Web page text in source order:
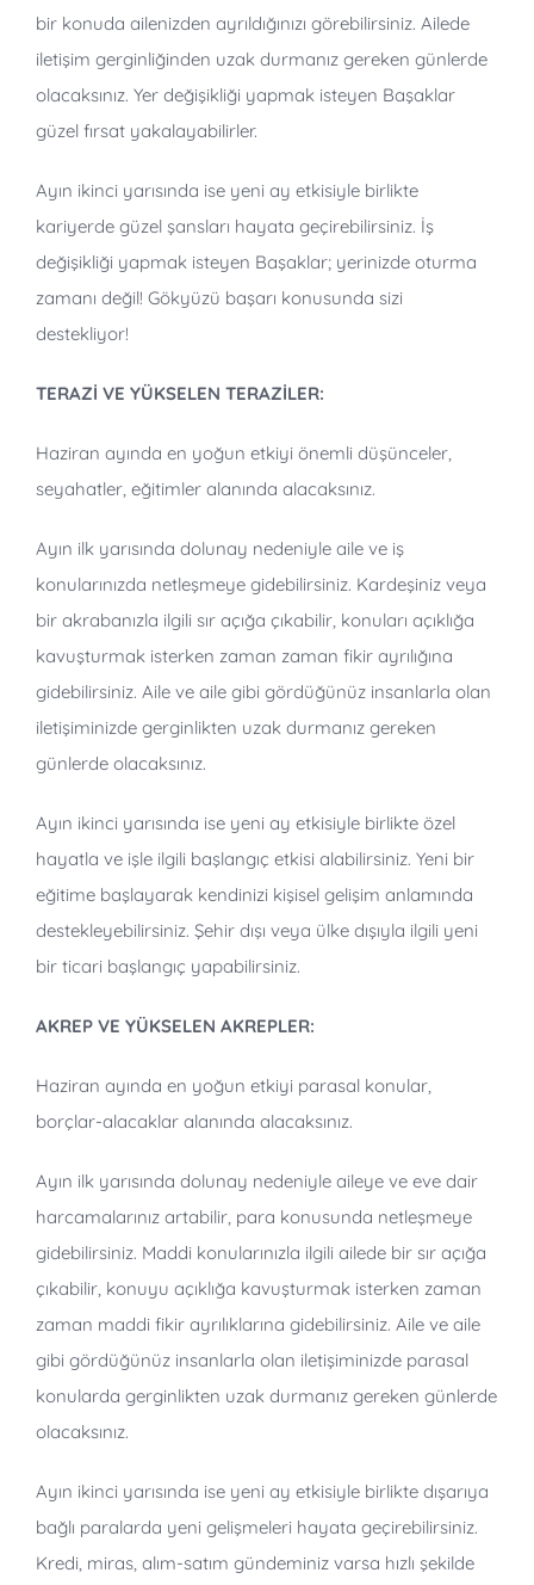
bir konuda ailenizden ayrıldığınızı görebilirsiniz. Ailede
iletişim gerginliğinden uzak durmanız gereken günlerde
olacaksınız. Yer değişikliği yapmak isteyen Başaklar
güzel fırsat yakalayabilirler.
Ayın ikinci yarısında ise yeni ay etkisiyle birlikte
kariyerde güzel şansları hayata geçirebilirsiniz. İş
değişikliği yapmak isteyen Başaklar; yerinizde oturma
zamanı değil! Gökyüzü başarı konusunda sizi
destekliyor!
TERAZİ VE YÜKSELEN TERAZİLER:
Haziran ayında en yoğun etkiyi önemli düşünceler,
seyahatler, eğitimler alanında alacaksınız.
Ayın ilk yarısında dolunay nedeniyle aile ve iş
konularınızda netleşmeye gidebilirsiniz. Kardeşiniz veya
bir akrabanızla ilgili sır açığa çıkabilir, konuları açıklığa
kavuşturmak isterken zaman zaman fikir ayrılığına
gidebilirsiniz. Aile ve aile gibi gördüğünüz insanlarla olan
iletişiminizde gerginlikten uzak durmanız gereken
günlerde olacaksınız.
Ayın ikinci yarısında ise yeni ay etkisiyle birlikte özel
hayatla ve işle ilgili başlangıç etkisi alabilirsiniz. Yeni bir
eğitime başlayarak kendinizi kişisel gelişim anlamında
destekleyebilirsiniz. Şehir dışı veya ülke dışıyla ilgili yeni
bir ticari başlangıç yapabilirsiniz.
AKREP VE YÜKSELEN AKREPLER:
Haziran ayında en yoğun etkiyi parasal konular,
borçlar-alacaklar alanında alacaksınız.
Ayın ilk yarısında dolunay nedeniyle aileye ve eve dair
harcamalarınız artabilir, para konusunda netleşmeye
gidebilirsiniz. Maddi konularınızla ilgili ailede bir sır açığa
çıkabilir, konuyu açıklığa kavuşturmak isterken zaman
zaman maddi fikir ayrılıklarına gidebilirsiniz. Aile ve aile
gibi gördüğünüz insanlarla olan iletişiminizde parasal
konularda gerginlikten uzak durmanız gereken günlerde
olacaksınız.
Ayın ikinci yarısında ise yeni ay etkisiyle birlikte dışarıya
bağlı paralarda yeni gelişmeleri hayata geçirebilirsiniz.
Kredi, miras, alım-satım gündeminiz varsa hızlı şekilde